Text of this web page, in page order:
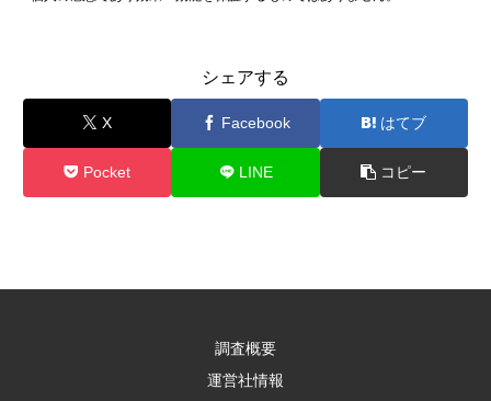
シェアする
X Facebook はてブ
Pocket LINE コピー
調査概要
運営社情報